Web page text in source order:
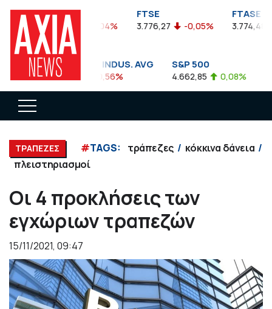
FTSEA
899,47 -0,04%
FTSE
3.776,27 -0,05%
FTASE
3.774,48
DOW JONES INDUS. AVG
35.911,81 -0,56%
S&P 500
4.662,85 0,08%
ΤΡΑΠΕΖΕΣ #TAGS: τράπεζες
κόκκινα δάνεια
πλειστηριασμοί
Οι 4 προκλήσεις των
εγχώριων τραπεζών
15/11/2021, 09:47